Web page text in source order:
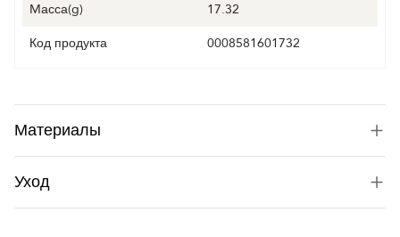
Mасса(g)
17.32
Код продукта
0008581601732
Материалы
Уход